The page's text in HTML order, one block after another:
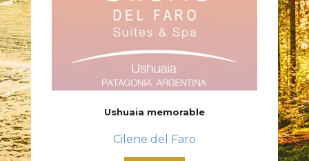
Ushuaia memorable
Cilene del Faro